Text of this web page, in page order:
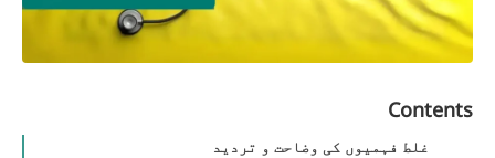
Contents
غلط فہمیوں کی وضاحت و تردید